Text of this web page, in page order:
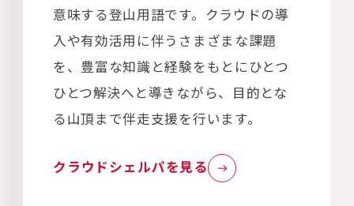
意味する登山用語です。クラウドの導
入や有効活用に伴うさまざまな課題
を、豊富な知識と経験をもとにひとつ
ひとつ解決へと導きながら、目的とな
る山頂まで伴走支援を行います。
クラウドシェルパを見る